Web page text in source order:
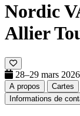
Nordic
Allier
28–29 mars 2026
A propos Cartes
Informations de